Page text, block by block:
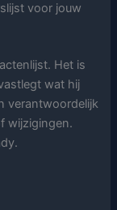
voor jouw
Het is
wat hij
verantwoordelijk
wijzigingen.